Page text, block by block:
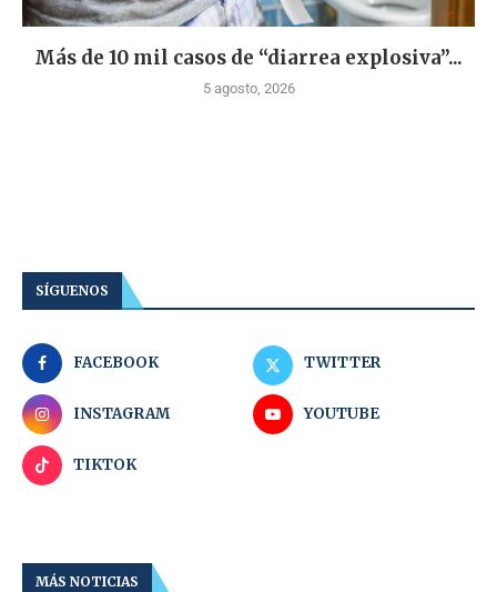
Más de 10 mil casos de “diarrea explosiva”...
5 agosto, 2026
SÍGUENOS
FACEBOOK TWITTER
INSTAGRAM YOUTUBE
TIKTOK
MÁS NOTICIAS